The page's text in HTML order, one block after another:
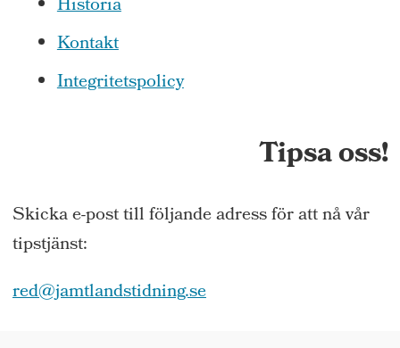
Historia
Kontakt
Integritetspolicy
Tipsa oss!
Skicka e-post till följande adress för att nå vår
tipstjänst:
red@jamtlandstidning.se